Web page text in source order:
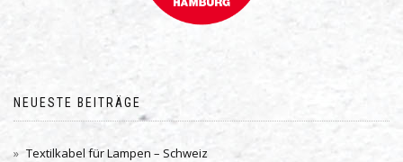
NEUESTE BEITRÄGE
Textilkabel für Lampen – Schweiz